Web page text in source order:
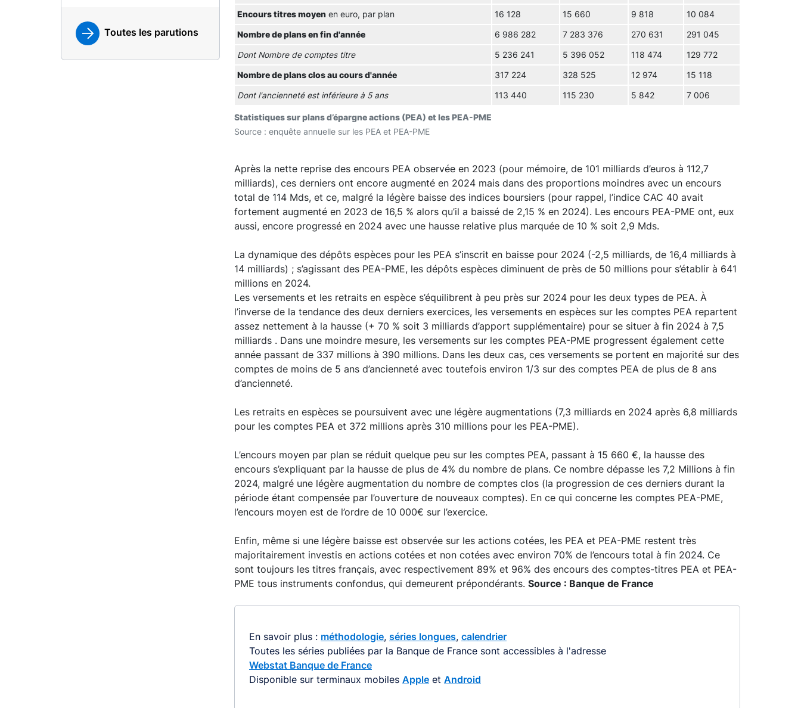
Toutes les parutions
Statistiques sur plans d’épargne actions (PEA) et les PEA-PME
Source : enquête annuelle sur les PEA et PEA-PME
Encours titres moyen en euro, par plan 16 128 15 660 9 818 10 084
Nombre de plans en fin d'année 6 986 282 7 283 376 270 631 291 045
Dont Nombre de comptes titre 5 236 241 5 396 052 118 474 129 772
Nombre de plans clos au cours d'année 317 224 328 525 12 974 15 118
Dont l'ancienneté est inférieure à 5 ans 113 440 115 230 5 842 7 006
Après la nette reprise des encours PEA observée en 2023 (pour mémoire, de 101 milliards d’euros à 112,7
milliards), ces derniers ont encore augmenté en 2024 mais dans des proportions moindres avec un encours
total de 114 Mds, et ce, malgré la légère baisse des indices boursiers (pour rappel, l’indice CAC 40 avait
fortement augmenté en 2023 de 16,5 % alors qu’il a baissé de 2,15 % en 2024). Les encours PEA-PME ont, eux
aussi, encore progressé en 2024 avec une hausse relative plus marquée de 10 % soit 2,9 Mds.
La dynamique des dépôts espèces pour les PEA s’inscrit en baisse pour 2024 (-2,5 milliards, de 16,4 milliards à
14 milliards) ; s’agissant des PEA-PME, les dépôts espèces diminuent de près de 50 millions pour s’établir à 641
millions en 2024.
Les versements et les retraits en espèce s’équilibrent à peu près sur 2024 pour les deux types de PEA. À
l’inverse de la tendance des deux derniers exercices, les versements en espèces sur les comptes PEA repartent
assez nettement à la hausse (+ 70 % soit 3 milliards d’apport supplémentaire) pour se situer à fin 2024 à 7,5
milliards . Dans une moindre mesure, les versements sur les comptes PEA-PME progressent également cette
année passant de 337 millions à 390 millions. Dans les deux cas, ces versements se portent en majorité sur des
comptes de moins de 5 ans d’ancienneté avec toutefois environ 1/3 sur des comptes PEA de plus de 8 ans
d’ancienneté.
Les retraits en espèces se poursuivent avec une légère augmentations (7,3 milliards en 2024 après 6,8 milliards
pour les comptes PEA et 372 millions après 310 millions pour les PEA-PME).
L’encours moyen par plan se réduit quelque peu sur les comptes PEA, passant à 15 660 €, la hausse des
encours s’expliquant par la hausse de plus de 4% du nombre de plans. Ce nombre dépasse les 7,2 Millions à fin
2024, malgré une légère augmentation du nombre de comptes clos (la progression de ces derniers durant la
période étant compensée par l’ouverture de nouveaux comptes). En ce qui concerne les comptes PEA-PME,
l’encours moyen est de l’ordre de 10 000€ sur l’exercice.
Enfin, même si une légère baisse est observée sur les actions cotées, les PEA et PEA-PME restent très
majoritairement investis en actions cotées et non cotées avec environ 70% de l’encours total à fin 2024. Ce
sont toujours les titres français, avec respectivement 89% et 96% des encours des comptes-titres PEA et PEA-
PME tous instruments confondus, qui demeurent prépondérants. Source : Banque de France
En savoir plus : méthodologie, séries longues, calendrier
Toutes les séries publiées par la Banque de France sont accessibles à l'adresse
Webstat Banque de France
Disponible sur terminaux mobiles Apple et Android